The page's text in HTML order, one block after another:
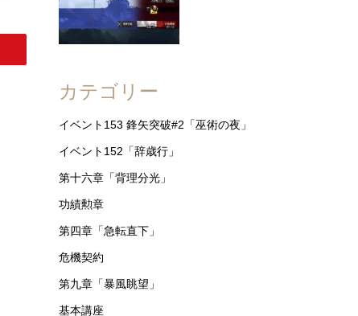
カテゴリー
イベント153 鋒矢突破#2「巫術の夜」
イベント152「辞歳行」
第十六章「背理分光」
功績勲章
第四章「急転直下」
危機契約
第九章「暴風眺望」
基本講座